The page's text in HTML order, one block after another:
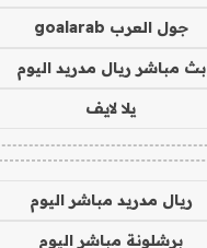
جول العرب goalarab
بث مباشر ريال مدريد اليوم
يلا لايف
ريال مدريد مباشر اليوم
برشلونة مباشر اليوم